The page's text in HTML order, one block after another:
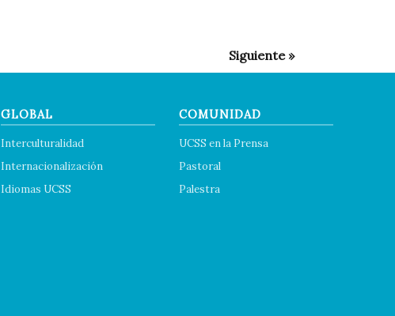
GLOBAL
Interculturalidad
Internacionalización
Idiomas UCSS
COMUNIDAD
UCSS en la Prensa
Pastoral
Palestra